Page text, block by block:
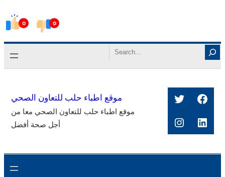
0 0
content
Search
موقع اطباء حلب للتعاون الصحي
موقع اطباء حلب للتعاون الصحي معا من
أجل صحة أفضل
Twitter